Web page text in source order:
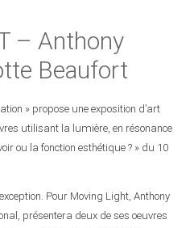
– Anthony
Beaufort
» propose une exposition d’art
utilisant la lumière, en résonance
ou la fonction esthétique ? » du 10
Pour Moving Light, Anthony
présentera deux de ses oeuvres